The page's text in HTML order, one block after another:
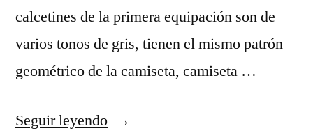
calcetines de la primera equipación son de
varios tonos de gris, tienen el mismo patrón
geométrico de la camiseta, camiseta …
Seguir leyendo«camiseta